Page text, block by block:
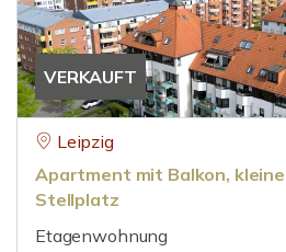
VERKAUFT
Leipzig
Apartment mit Balkon,
Stellplatz
Etagenwohnung